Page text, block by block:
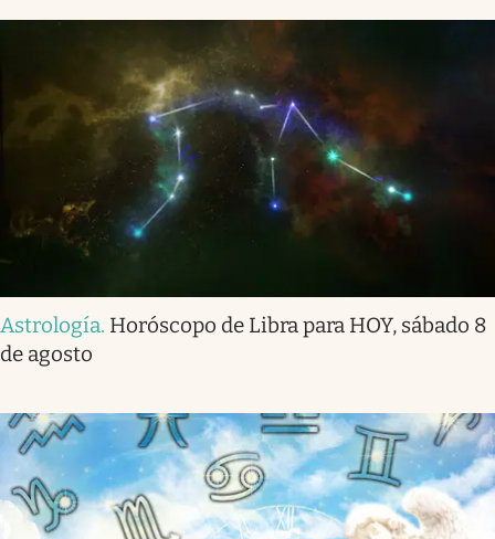
Astrología. Horóscopo de Libra para HOY, sábado 8
de agosto